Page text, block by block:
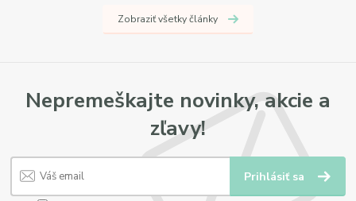
Zobraziť všetky články
Nepremeškajte novinky, akcie a
zľavy!
Prihlásiť sa